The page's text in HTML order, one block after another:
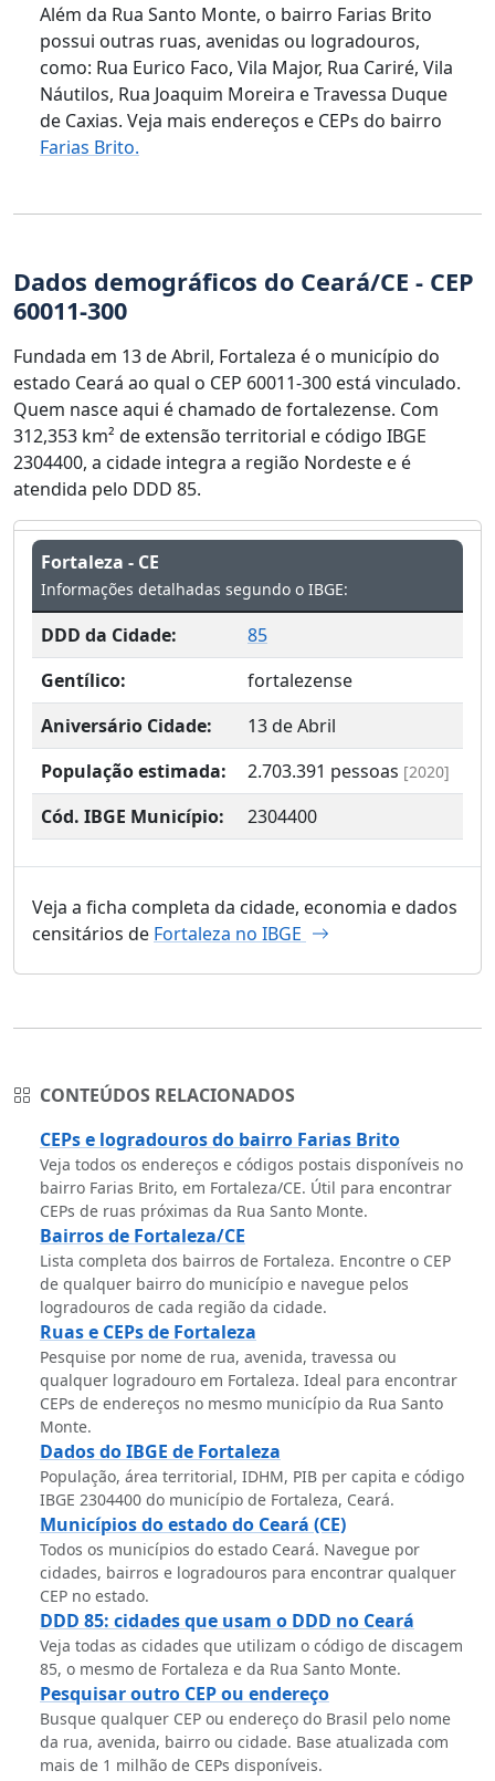
Além da Rua Santo Monte, o bairro Farias Brito
possui outras ruas, avenidas ou logradouros,
como: Rua Eurico Faco, Vila Major, Rua Cariré, Vila
Náutilos, Rua Joaquim Moreira e Travessa Duque
de Caxias. Veja mais endereços e CEPs do bairro
Farias Brito.
Dados demográficos do Ceará/CE - CEP
60011-300
Fundada em 13 de Abril, Fortaleza é o município do
estado Ceará ao qual o CEP 60011-300 está vinculado.
Quem nasce aqui é chamado de fortalezense. Com
312,353 km² de extensão territorial e código IBGE
2304400, a cidade integra a região Nordeste e é
atendida pelo DDD 85.
Fortaleza - CE
Informações detalhadas segundo o IBGE:
DDD da Cidade:
85
Gentílico:
fortalezense
Aniversário Cidade:
13 de Abril
População estimada:
2.703.391 pessoas [2020]
Cód. IBGE Município: 2304400
Veja a ficha completa da cidade, economia e dados
censitários de Fortaleza no IBGE
CONTEÚDOS RELACIONADOS
CEPs e logradouros do bairro Farias Brito
Veja todos os endereços e códigos postais disponíveis no
bairro Farias Brito, em Fortaleza/CE. Útil para encontrar
CEPs de ruas próximas da Rua Santo Monte.
Bairros de Fortaleza/CE
Lista completa dos bairros de Fortaleza. Encontre o CEP
de qualquer bairro do município e navegue pelos
logradouros de cada região da cidade.
Ruas e CEPs de Fortaleza
Pesquise por nome de rua, avenida, travessa ou
qualquer logradouro em Fortaleza. Ideal para encontrar
CEPs de endereços no mesmo município da Rua Santo
Monte.
Dados do IBGE de Fortaleza
População, área territorial, IDHM, PIB per capita e código
IBGE 2304400 do município de Fortaleza, Ceará.
Municípios do estado do Ceará (CE)
Todos os municípios do estado Ceará. Navegue por
cidades, bairros e logradouros para encontrar qualquer
CEP no estado.
DDD 85: cidades que usam o DDD no Ceará
Veja todas as cidades que utilizam o código de discagem
85, o mesmo de Fortaleza e da Rua Santo Monte.
Pesquisar outro CEP ou endereço
Busque qualquer CEP ou endereço do Brasil pelo nome
da rua, avenida, bairro ou cidade. Base atualizada com
mais de 1 milhão de CEPs disponíveis.